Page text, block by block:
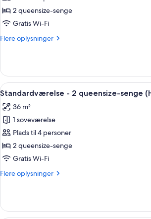
Hearing,
in
Shower)
-
2
queensize-
senge
handicapvenligt
byudsigt
(Hearing)
2 queensize-senge
Gratis Wi-Fi
Flere oplysninger
Flere
værelse
2
senge
handicapvenligt
-
byudsigt
(Hearing)
Indlæs
alle
billeder
af
Standardværelse
-
2
senge
Et
7
Standardværelse - 2 queensize-senge
36 m²
1 soveværelse
Plads til 4 personer
2 queensize-senge
Gratis Wi-Fi
Flere oplysninger
Flere
-